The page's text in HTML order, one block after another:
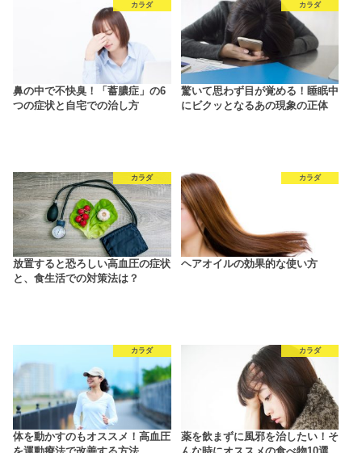
カラダ
鼻の中で不快臭！「蓄膿症」の6
つの症状と自宅での治し方
カラダ
驚いて思わず目が覚める！睡眠中
にビクッとなるあの現象の正体
カラダ
放置すると恐ろしい高血圧の症状
と、食生活での対策法は？
カラダ
ヘアオイルの効果的な使い方
カラダ
体を動かすのもオススメ！高血圧
カラダ
薬を飲まずに風邪を治したい！そ